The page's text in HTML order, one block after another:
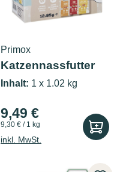
Primox
Katzennassfutter
Multipack...
Inhalt: 1 x 1.02 kg
9,49 €
9,30 € / 1 kg
inkl. MwSt.